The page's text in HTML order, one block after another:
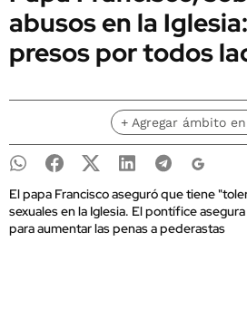
abusos en la
presos por todos
+ Agregar ámbito en
El papa Francisco aseguró que tiene
sexuales en la Iglesia. El pontífice
para aumentar las penas a pederastas